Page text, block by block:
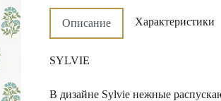
Описание Характеристики
SYLVIE
В дизайне Sylvie нежные